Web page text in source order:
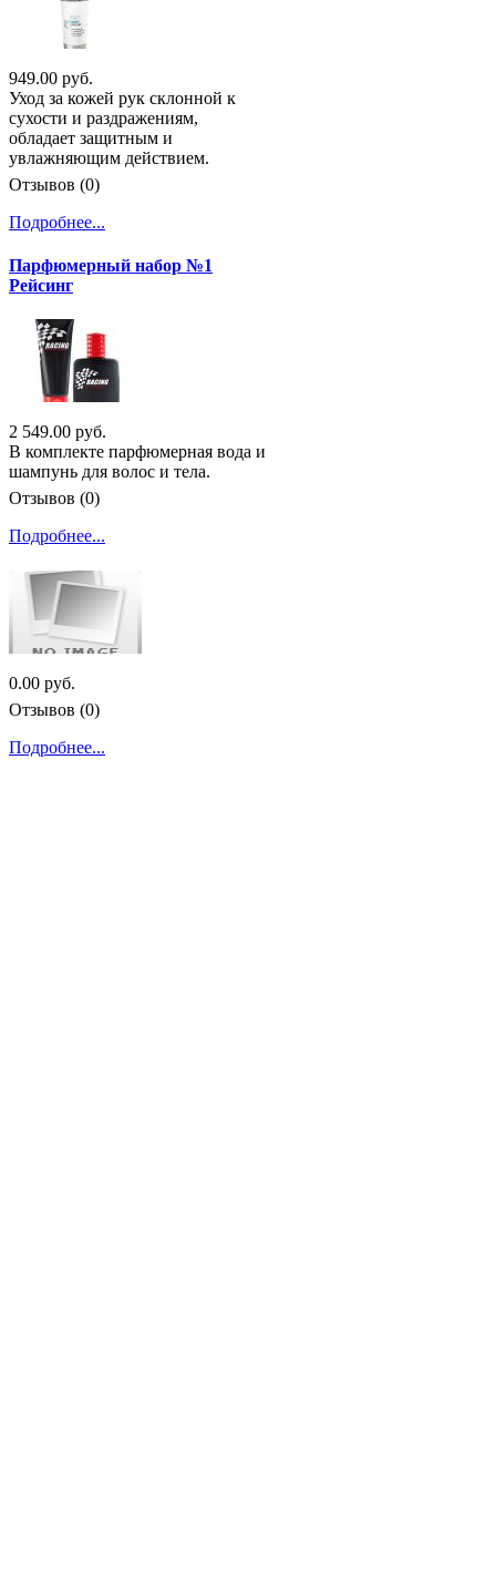
949.00 руб.
Уход за кожей рук склонной к
сухости и раздражениям,
обладает защитным и
увлажняющим действием.
Отзывов (0)
Подробнее...
Парфюмерный набор №1
Рейсинг
2 549.00 руб.
В комплекте парфюмерная вода и
шампунь для волос и тела.
Отзывов (0)
Подробнее...
0.00 руб.
Отзывов (0)
Подробнее...